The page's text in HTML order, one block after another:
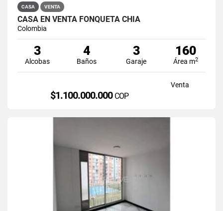
CASA VENTA
CASA EN VENTA FONQUETÁ CHÍA
Colombia
3
Alcobas
4
Baños
3
Garaje
160
Área m2
Venta
$1.100.000.000 COP